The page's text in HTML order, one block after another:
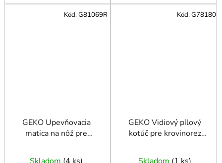
GEKO Upevňovacia
matica na nôž pre
Kód:G81069R
GEKO Vidiový pílový
kotúč pre krovinorez
Kód:G78180